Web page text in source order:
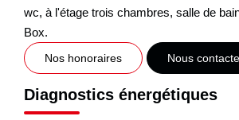
wc, à l'étage trois chambres, salle de
Box.
Nos honoraires Nous
Diagnostics énergétiques